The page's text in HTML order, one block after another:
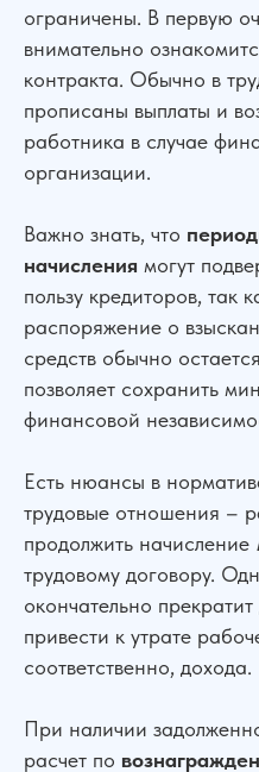
ограничены. В первую
внимательно
контракта. Обычно в
прописаны выплаты и
работника в случае
организации.
Важно знать, что
начисления могут
пользу кредиторов, так
распоряжение о
средств обычно
позволяет сохранить
финансовой
Есть нюансы в
трудовые отношения –
продолжить начисление
трудовому договору.
окончательно
привести к утрате
соответственно, дохода.
При наличии
расчет по